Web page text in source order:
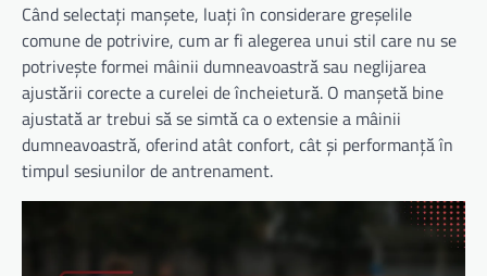
Când selectați manșete, luați în considerare greșelile
comune de potrivire, cum ar fi alegerea unui stil care nu se
potrivește formei mâinii dumneavoastră sau neglijarea
ajustării corecte a curelei de încheietură. O manșetă bine
ajustată ar trebui să se simtă ca o extensie a mâinii
dumneavoastră, oferind atât confort, cât și performanță în
timpul sesiunilor de antrenament.